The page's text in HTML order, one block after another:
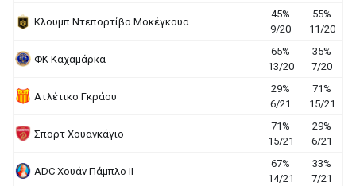
Κλουμπ Ντεπορτίβο Μοκέγκουα
45%
9/20
55%
11/20
ΦΚ Καχαμάρκα
65%
13/20
35%
7/20
Ατλέτικο Γκράου
29%
6/21
71%
15/21
Σπορτ Χουανκάγιο
71%
15/21
29%
6/21
ADC Χουάν Πάμπλο ΙΙ
67%
14/21
33%
7/21